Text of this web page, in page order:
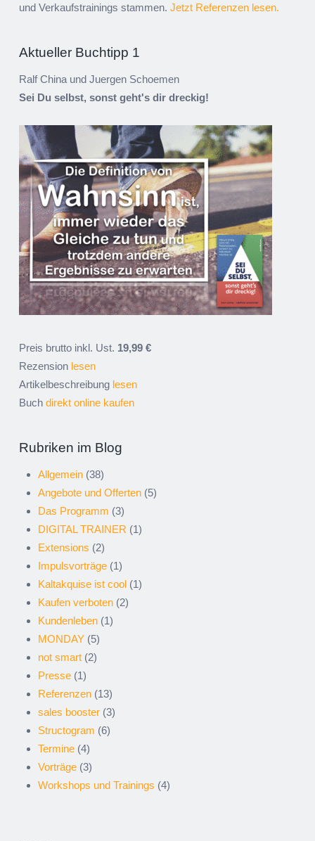
und Verkaufstrainings stammen. Jetzt Referenzen lesen.
Aktueller Buchtipp 1
Ralf China und Juergen Schoemen
Sei Du selbst, sonst geht's dir dreckig!
Preis brutto inkl. Ust. 19,99 €
Rezension lesen
Artikelbeschreibung lesen
Buch direkt online kaufen
Rubriken im Blog
Allgemein (38)
Angebote und Offerten (5)
Das Programm (3)
DIGITAL TRAINER (1)
Extensions (2)
Impulsvorträge (1)
Kaltakquise ist cool (1)
Kaufen verboten (2)
Kundenleben (1)
MONDAY (5)
not smart (2)
Presse (1)
Referenzen (13)
sales booster (3)
Structogram (6)
Termine (4)
Vorträge (3)
Workshops und Trainings (4)